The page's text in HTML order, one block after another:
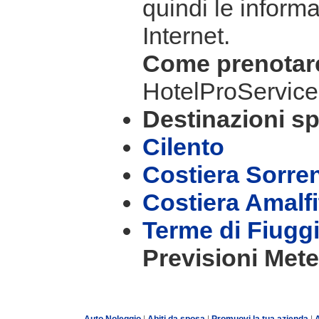
quindi le
Internet.
Come
Destinazioni
Cilento
Costiera
Costiera
Terme di Fiuggi
Previsioni